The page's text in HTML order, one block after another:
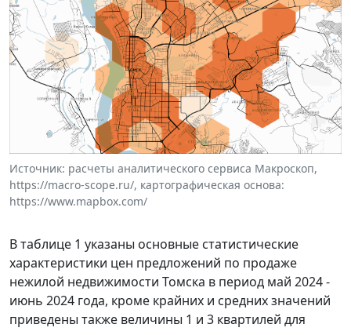
Источник: расчеты аналитического сервиса Макроскоп,
https://macro-scope.ru/, картографическая основа:
https://www.mapbox.com/
В таблице 1 указаны основные статистические
характеристики цен предложений по продаже
нежилой недвижимости Томска в период май 2024 -
июнь 2024 года, кроме крайних и средних значений
приведены также величины 1 и 3 квартилей для